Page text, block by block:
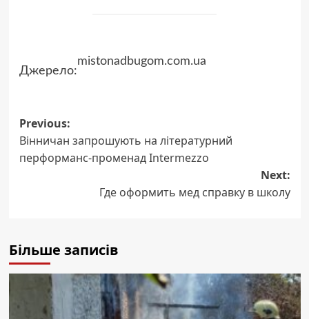
Джерело:
mistonadbugom.com.ua
Post
navigation
Previous:
Вінничан запрошують на літературний
перформанс-променад Intermezzo
Next:
Где оформить мед справку в школу
Більше записів